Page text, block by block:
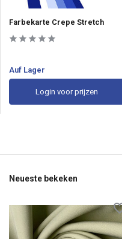
Farbekarte Crepe Stretch
Auf Lager
Login voor prijzen
Neueste bekeken